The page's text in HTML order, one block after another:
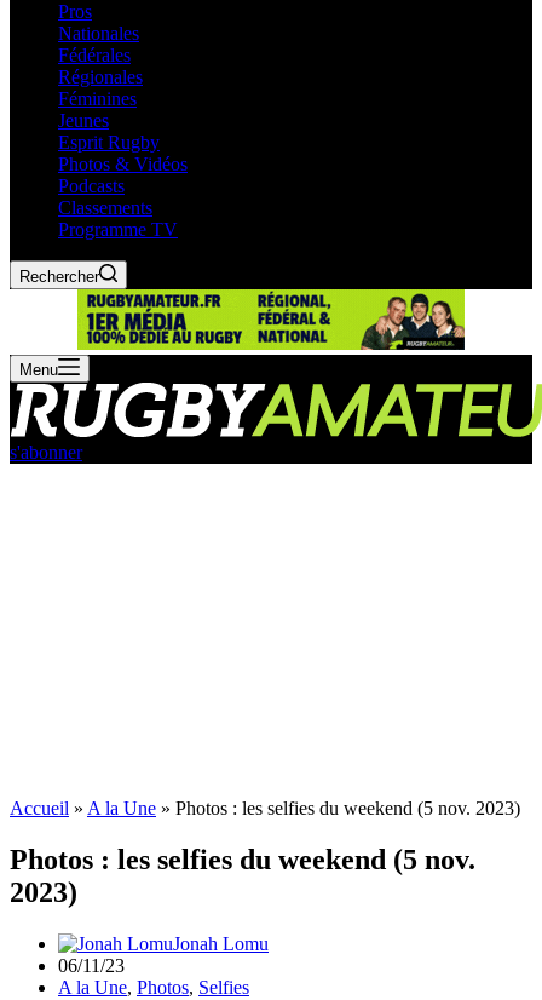
Pros
Nationales
Fédérales
Régionales
Féminines
Jeunes
Esprit Rugby
Photos & Vidéos
Podcasts
Classements
Programme TV
Rechercher
Menu
s'abonner
Accueil » A la Une » Photos : les selfies du weekend (5 nov. 2023)
Photos : les selfies du weekend (5 nov.
2023)
Jonah Lomu
06/11/23
A la Une, Photos, Selfies